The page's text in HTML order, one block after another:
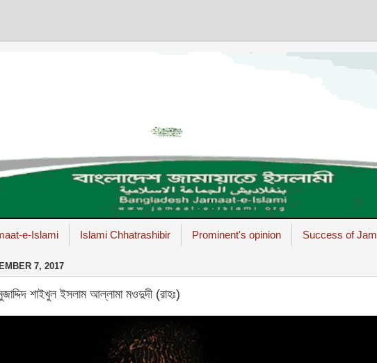
e-Islami Islami Chhatrashibir Prominent's opinion Success of
7, 2017
মুজাদ্দিদ শাইখুল ইসলাম আল্লামা মওদুদী (রাহঃ)